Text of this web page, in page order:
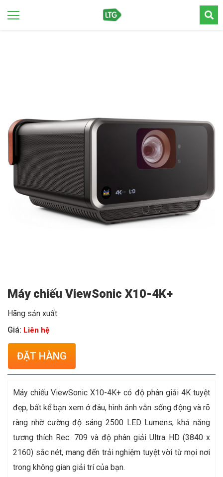
Máy chiếu ViewSonic X10-4K+
Hãng sản xuất:
Giá: Liên hệ
ĐẶT HÀNG
Máy chiếu ViewSonic X10-4K+ có độ phân giải 4K tuyệt
đẹp, bất kể bạn xem ở đâu, hình ảnh vẫn sống động và rõ
ràng nhờ cường độ sáng 2500 LED Lumens, khả năng
tương thích Rec. 709 và độ phân giải Ultra HD (3840 x
2160) sắc nét, mang đến trải nghiệm tuyệt vời từ mọi nơi
trong không gian giải trí của bạn.